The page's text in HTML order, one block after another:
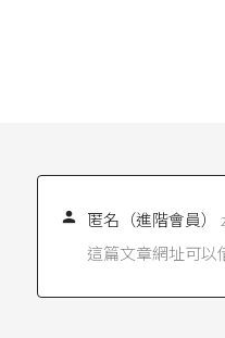
不當勞動行為
於勞工組織工會
勞資爭議處理法第
其主張，所為之罷
 匿名（進階會員）
這篇文章網址可以